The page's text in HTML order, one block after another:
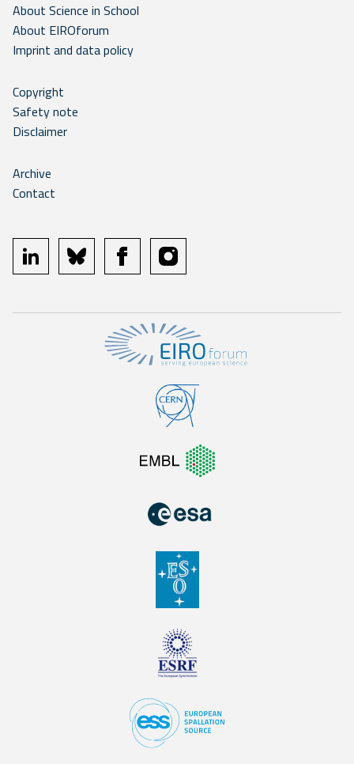
About Science in School
About EIROforum
Imprint and data policy
Copyright
Safety note
Disclaimer
Archive
Contact
linkedin bluesky facebookinstagram